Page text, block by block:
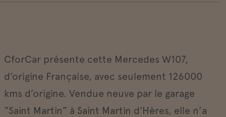
CforCar présente cette Mercedes W107,
d’origine Française, avec seulement 126000
kms d’origine. Vendue neuve par le garage
“Saint Martin” à Saint Martin d’Hères, elle n’a